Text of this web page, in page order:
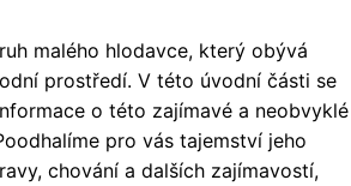
malého hlodavce, který obývá
prostředí. V této úvodní části se
o této zajímavé a neobvyklé
pro vás tajemství jeho
chování a dalších zajímavostí,